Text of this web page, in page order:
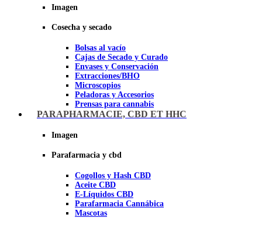
Imagen
Cosecha y secado
Bolsas al vacío
Cajas de Secado y Curado
Envases y Conservación
Extracciones/BHO
Microscopios
Peladoras y Accesorios
Prensas para cannabis
Secadores de cogollos
PARAPHARMACIE, CBD ET HHC
Imagen
Parafarmacia y cbd
Cogollos y Hash CBD
Aceite CBD
E-Líquidos CBD
Parafarmacia Cannábica
Mascotas